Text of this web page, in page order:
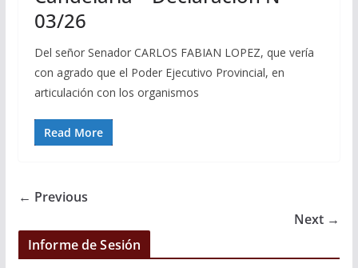
03/26
Del señor Senador CARLOS FABIAN LOPEZ, que vería
con agrado que el Poder Ejecutivo Provincial, en
articulación con los organismos
Read More
← Previous
Next →
Informe de Sesión